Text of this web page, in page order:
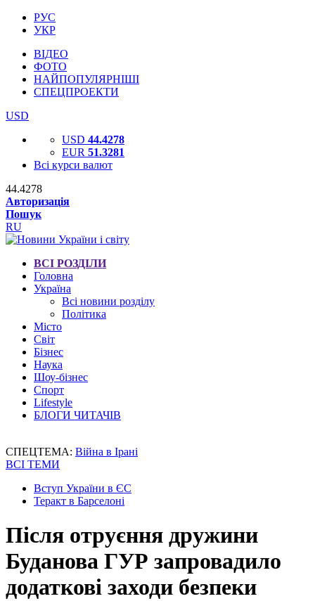
РУС
УКР
ВІДЕО
ФОТО
НАЙПОПУЛЯРНІШІ
СПЕЦПРОЕКТИ
USD
USD 44.4278
EUR 51.3281
Всі курси валют
44.4278
Авторизація
Пошук
RU
ВСІ РОЗДІЛИ
Головна
Україна
Всі новини розділу
Політика
Місто
Світ
Бізнес
Наука
Шоу-бізнес
Спорт
Lifestyle
БЛОГИ ЧИТАЧІВ
СПЕЦТЕМА: Війна в Ірані
ВСІ ТЕМИ
Вступ України в ЄС
Теракт в Барселоні
Після отруєння дружини
Буданова ГУР запровадило
додаткові заходи безпеки